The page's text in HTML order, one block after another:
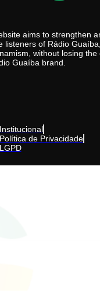
aims to strengthen
listeners of Rádio
without losing
Guaíba brand.
Institucional
Política de Privacidade
LGPD